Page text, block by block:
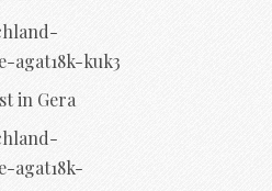
in Gera